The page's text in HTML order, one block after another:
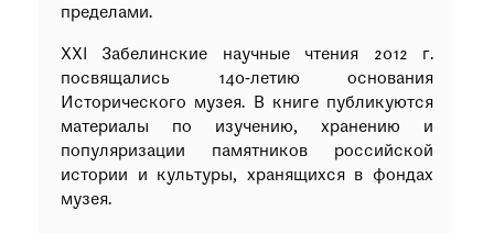
пределами.
XXI Забелинские научные чтения 2012 г.
посвящались 140‐летию основания
Исторического музея. В книге публикуются
материалы по изучению, хранению и
популяризации памятников российской
истории и культуры, хранящихся в фондах
музея.